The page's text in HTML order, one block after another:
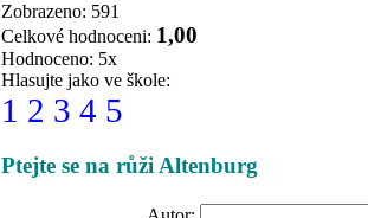
Zobrazeno: 591
Celkové hodnoceni: 1,00
Hodnoceno: 5x
Hlasujte jako ve škole:
1 2 3 4 5
Ptejte se na růži Altenburg